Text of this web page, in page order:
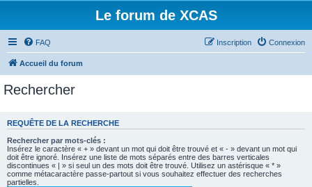
Le forum de XCAS
FAQ Connexion
Inscription
Accueil du forum
Rechercher
REQUÊTE DE LA RECHERCHE
Rechercher par mots-clés :
Insérez le caractère « + » devant un mot qui doit être trouvé et « - » devant un mot qui
doit être ignoré. Insérez une liste de mots séparés entre des barres verticales
discontinues « | » si seul un des mots doit être trouvé. Utilisez un astérisque « * »
comme métacaractère passe-partout si vous souhaitez effectuer des recherches
partielles.